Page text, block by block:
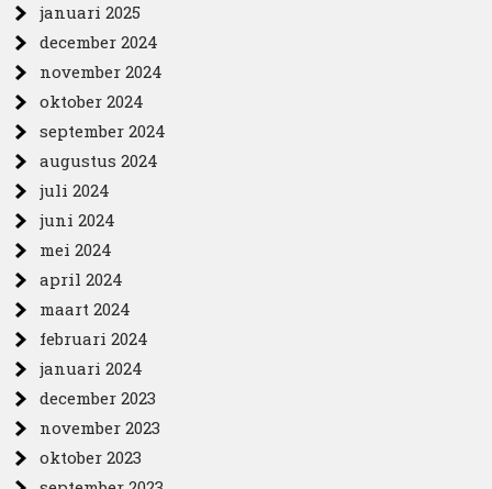
januari 2025
december 2024
november 2024
oktober 2024
september 2024
augustus 2024
juli 2024
juni 2024
mei 2024
april 2024
maart 2024
februari 2024
januari 2024
december 2023
november 2023
oktober 2023